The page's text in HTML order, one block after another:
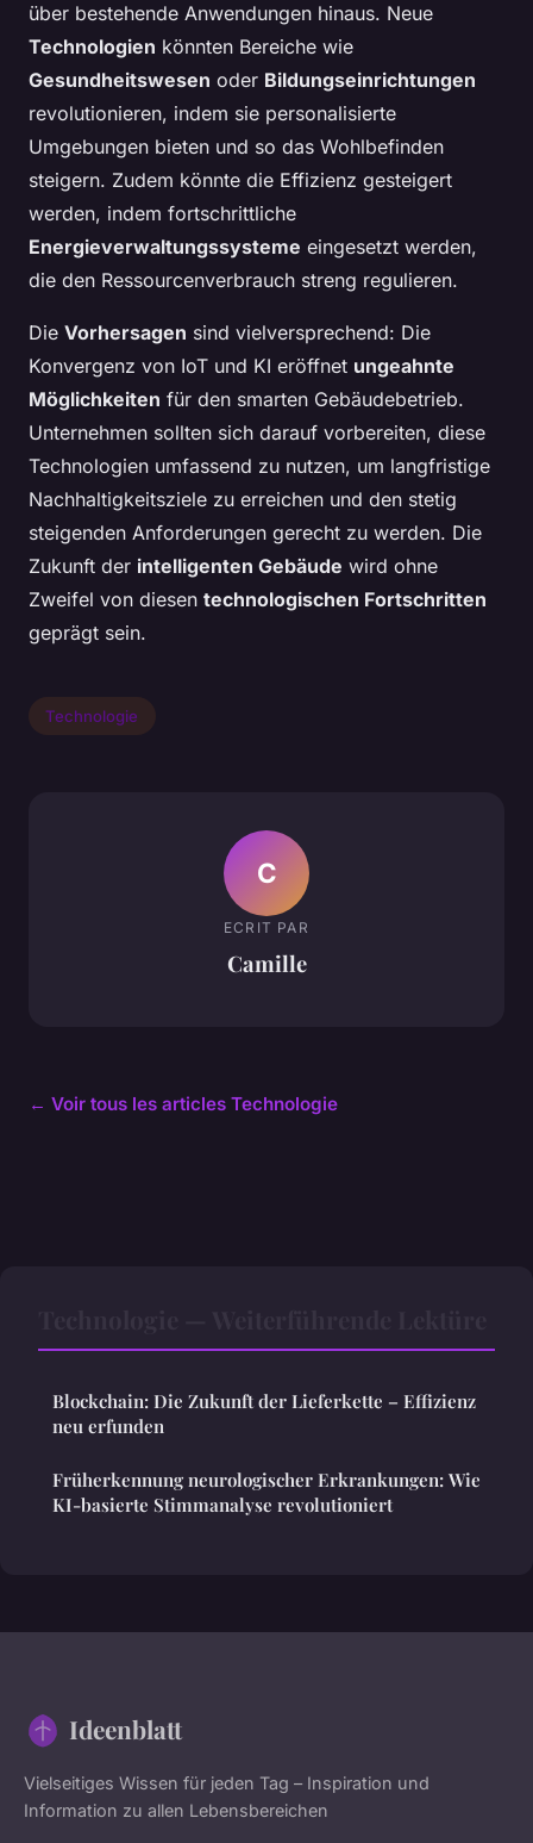
über bestehende Anwendungen hinaus. Neue
Technologien könnten Bereiche wie
Gesundheitswesen oder Bildungseinrichtungen
revolutionieren, indem sie personalisierte
Umgebungen bieten und so das Wohlbefinden
steigern. Zudem könnte die Effizienz gesteigert
werden, indem fortschrittliche
Energieverwaltungssysteme eingesetzt werden,
die den Ressourcenverbrauch streng regulieren.
Die Vorhersagen sind vielversprechend: Die
Konvergenz von IoT und KI eröffnet ungeahnte
Möglichkeiten für den smarten Gebäudebetrieb.
Unternehmen sollten sich darauf vorbereiten, diese
Technologien umfassend zu nutzen, um langfristige
Nachhaltigkeitsziele zu erreichen und den stetig
steigenden Anforderungen gerecht zu werden. Die
Zukunft der intelligenten Gebäude wird ohne
Zweifel von diesen technologischen Fortschritten
geprägt sein.
Technologie
C
ECRIT PAR
Camille
← Voir tous les articles Technologie
Blockchain: Die Zukunft der Lieferkette – Effizienz
neu erfunden
Früherkennung neurologischer Erkrankungen: Wie
KI-basierte Stimmanalyse revolutioniert
Ideenblatt
Vielseitiges Wissen für jeden Tag – Inspiration und
Information zu allen Lebensbereichen